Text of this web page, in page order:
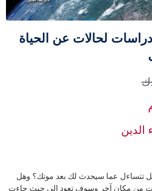
دراسات لحالات عن الحياة
الدين
تتساءل عما سيحدث لك بعد موتك؟ وهل
من مكان آخر وسوف تعود إلى حيث جاءت